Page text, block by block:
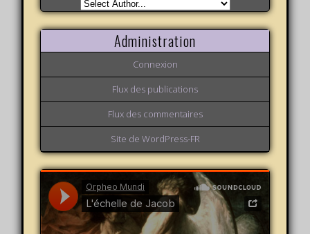
Administration
Connexion
Flux des publications
Flux des commentaires
Site de WordPress-FR